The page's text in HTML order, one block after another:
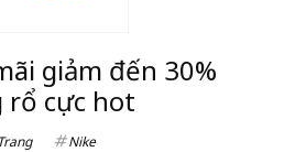
giảm đến 30%
rổ cực hot
Nike